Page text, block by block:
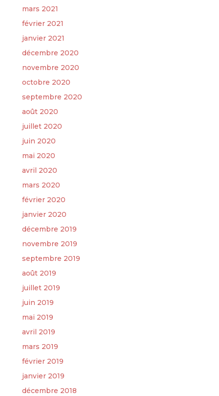
mars 2021
février 2021
janvier 2021
décembre 2020
novembre 2020
octobre 2020
septembre 2020
août 2020
juillet 2020
juin 2020
mai 2020
avril 2020
mars 2020
février 2020
janvier 2020
décembre 2019
novembre 2019
septembre 2019
août 2019
juillet 2019
juin 2019
mai 2019
avril 2019
mars 2019
février 2019
janvier 2019
décembre 2018